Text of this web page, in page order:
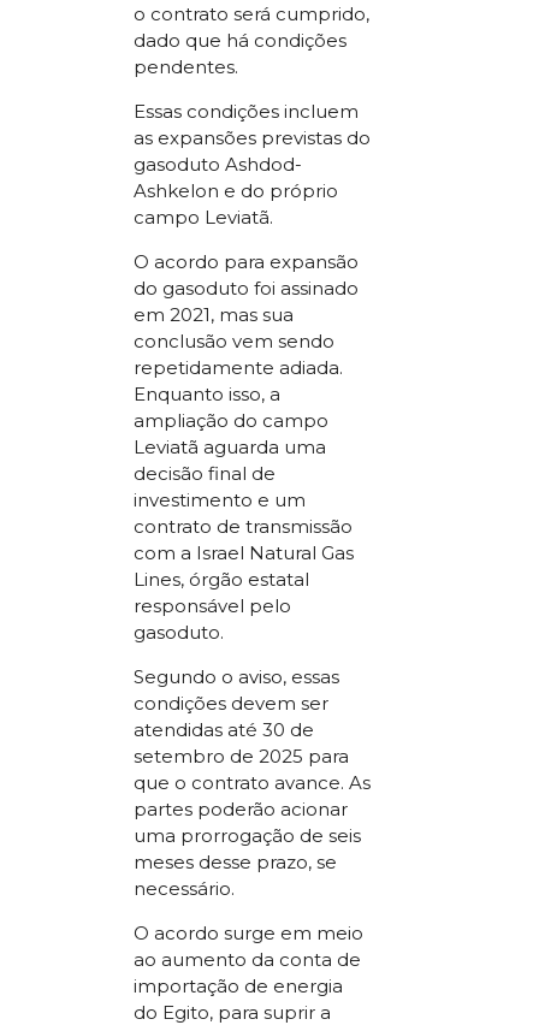
o contrato será cumprido,
dado que há condições
pendentes.
Essas condições incluem
as expansões previstas do
gasoduto Ashdod-
Ashkelon e do próprio
campo Leviatã.
O acordo para expansão
do gasoduto foi assinado
em 2021, mas sua
conclusão vem sendo
repetidamente adiada.
Enquanto isso, a
ampliação do campo
Leviatã aguarda uma
decisão final de
investimento e um
contrato de transmissão
com a Israel Natural Gas
Lines, órgão estatal
responsável pelo
gasoduto.
Segundo o aviso, essas
condições devem ser
atendidas até 30 de
setembro de 2025 para
que o contrato avance. As
partes poderão acionar
uma prorrogação de seis
meses desse prazo, se
necessário.
O acordo surge em meio
ao aumento da conta de
importação de energia
do Egito, para suprir a